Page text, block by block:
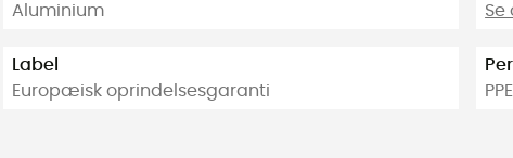
Aluminium
Label
Europæisk oprindelsesgaranti
Se